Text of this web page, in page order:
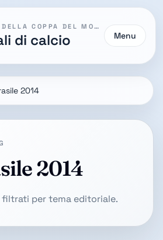
LA STORIA DELLA COPPA DEL MONDO
di calcio Menu
2014
2014
per tema editoriale.